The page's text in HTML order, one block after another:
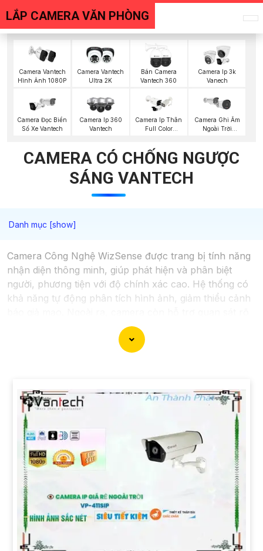
LẮP CAMERA VĂN PHÒNG
Camera Vantech
Hình Ảnh 1080P
Camera Vantech
Ultra 2K
Bán Camera
Vantech 360
Camera Ip 3k
Vanech
Camera Đọc Biển
Số Xe Vantech
Camera Ip 360
Vantech
Camera Ip Thân
Full Color
Camera Ghi Âm
Ngoài Trời
CAMERA CÓ CHỐNG NGƯỢC
SÁNG VANTECH
Camera Công Nghệ WizSense được trang bị tính năng
nhận diện thông minh, giúp phát hiện và phân biệt
người, phương tiện với độ chính xác cao. Hệ thống có
khả năng tự động phân tích hình ảnh, giảm thiểu cảnh
nét trong điều kiện ánh sáng yếu nhờ công nghệ
Starlight và các tính năng này giúp nâng cao hiệu quả
giám sát và bảo vệ an ninh tốt hơn.